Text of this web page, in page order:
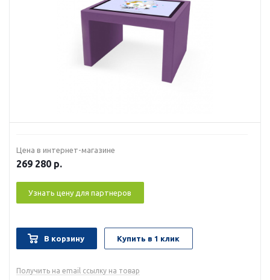
Цена в интернет-магазине
269 280 р.
Узнать цену для партнеров
В корзину Купить в 1 клик
Получить на email ссылку на товар